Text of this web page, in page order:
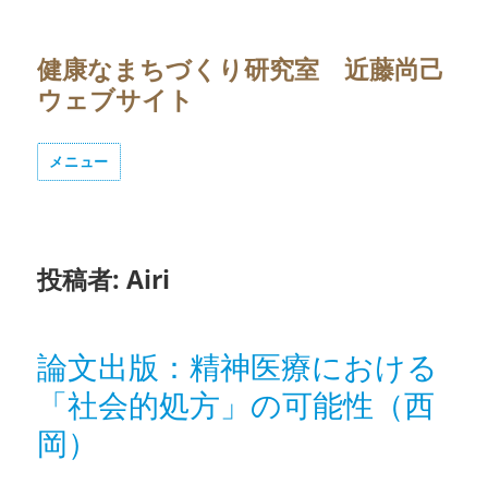
健康なまちづくり研究室 近藤尚己
ウェブサイト
メニュー
投稿者:Airi
論文出版：精神医療における
「社会的処方」の可能性（西
岡）